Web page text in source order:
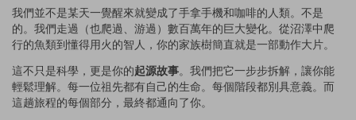
我們並不是某天一覺醒來就變成了手拿手機和咖啡的人類。不是
的。我們走過（也爬過、游過）數百萬年的巨大變化。從沼澤中爬
行的魚類到懂得用火的智人，你的家族樹簡直就是一部動作大片。
這不只是科學，更是你的起源故事。我們把它一步步拆解，讓你能
輕鬆理解。每一位祖先都有自己的生命。每個階段都別具意義。而
這趟旅程的每個部分，最終都通向了你。